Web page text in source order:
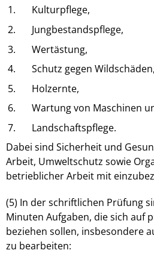
1.
Kulturpflege,
2.
Jungbestandspflege,
3.
Wertästung,
4.
Schutz gegen Wildschäden,
5.
Holzernte,
6.
Wartung von Maschinen
7.
Landschaftspflege.
Dabei sind Sicherheit und
Arbeit, Umweltschutz sowie
betrieblicher Arbeit mit
(5) In der schriftlichen Prüfung
Minuten Aufgaben, die sich auf
beziehen sollen, insbesondere
zu bearbeiten: